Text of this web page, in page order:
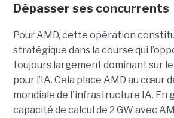
Dépasser ses concurrents
Pour AMD, cette opération
stratégique dans la course qui
toujours largement dominant sur le
pour l’IA. Cela place AMD au cœur
mondiale de l'infrastructure IA. En
capacité de calcul de 2 GW avec